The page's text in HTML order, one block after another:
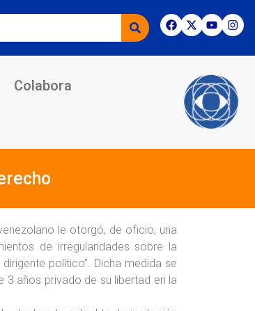
Colabora
le otorgó, de oficio, una
de irregularidades sobre la
político”. Dicha medida se
años privado de su libertad en la